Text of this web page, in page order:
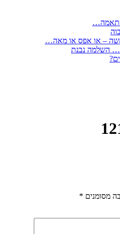
קשה – או אפס או מאה…
השלמה נבנת
מסומנים *